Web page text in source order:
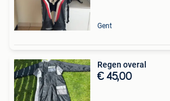
Gent
Regen overal
€ 45,00